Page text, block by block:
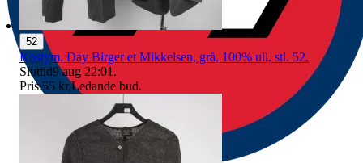
52
Kostym, Day Birger et Mikkelsen, grå, 100% ull, stl. 52.
Sluttid9 aug 22:01 .
Pris:55 kr,Ledande bud.